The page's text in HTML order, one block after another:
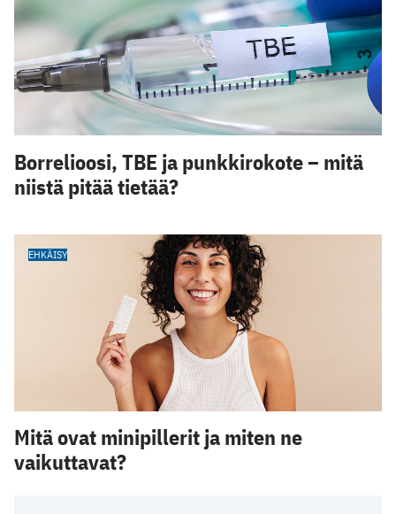
Borrelioosi, TBE ja punkkirokote – mitä
niistä pitää tietää?
EHKÄISY
Mitä ovat minipillerit ja miten ne
vaikuttavat?